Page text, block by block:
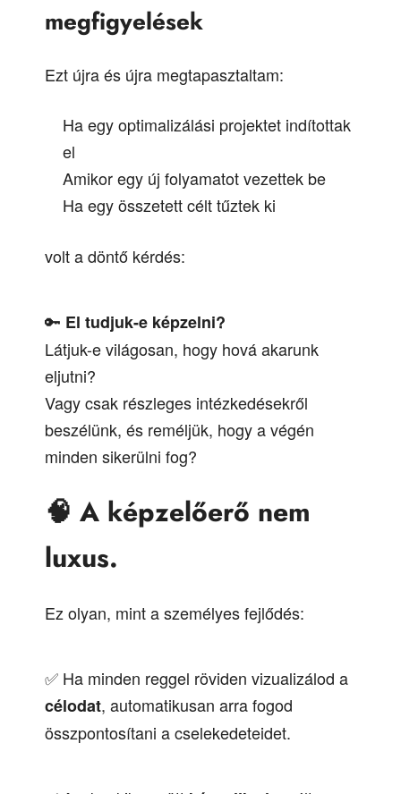
megfigyelések
Ezt újra és újra megtapasztaltam:
Ha egy optimalizálási projektet indítottak
el
Amikor egy új folyamatot vezettek be
Ha egy összetett célt tűztek ki
volt a döntő kérdés:
🔑 El tudjuk-e képzelni?
Látjuk-e világosan, hogy hová akarunk
eljutni?
Vagy csak részleges intézkedésekről
beszélünk, és reméljük, hogy a végén
minden sikerülni fog?
🧠 A képzelőerő nem
luxus.
Ez olyan, mint a személyes fejlődés:
✅ Ha minden reggel röviden vizualizálod a
célodat, automatikusan arra fogod
összpontosítani a cselekedeteidet.